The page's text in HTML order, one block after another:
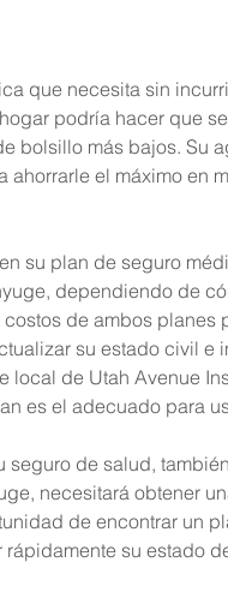
que necesita sin
podría hacer que
bolsillo más bajos. Su
el máximo en
su plan de seguro
dependiendo de
de ambos planes
su estado civil e
local de Utah Avenue
es el adecuado para
seguro de salud,
necesitará obtener
de encontrar un
su estado